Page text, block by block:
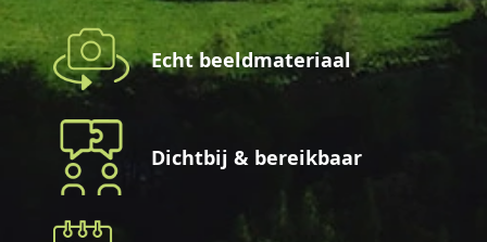
Echt beeldmateriaal
Dichtbij & bereikbaar